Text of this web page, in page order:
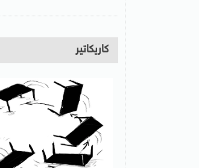
كاريكاتير